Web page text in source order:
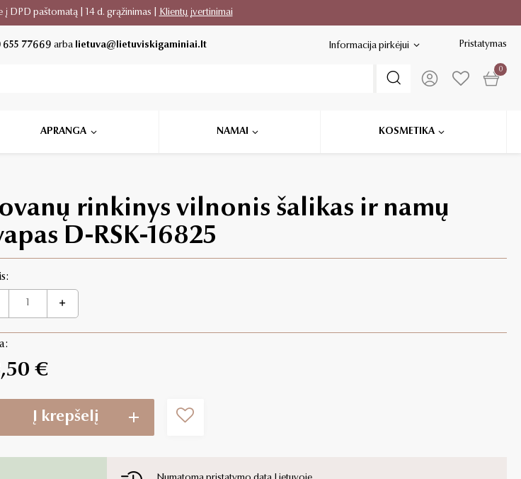
į DPD paštomatą | 14 d. grąžinimas | Klientų įvertinimai
655 77669 arba lietuva@lietuviskigaminiai.lt Informacija pirkėjui Pristatymas
0
APRANGA NAMAI KOSMETIKA
rinkinys vilnonis šalikas ir namų
D-RSK-16825
€
Į krepšelį